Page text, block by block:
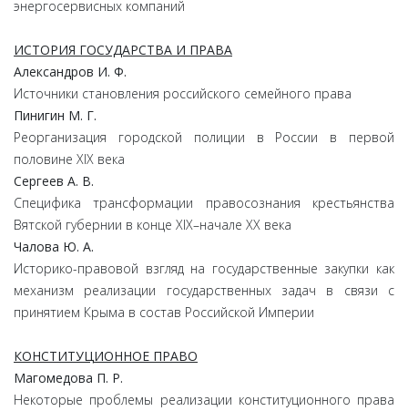
энергосервисных компаний
ИСТОРИЯ ГОСУДАРСТВА И ПРАВА
Александров И. Ф.
Источники становления российского семейного права
Пинигин М. Г.
Реорганизация городской полиции в России в первой
половине XIX века
Сергеев А. В.
Специфика трансформации правосознания крестьянства
Вятской губернии в конце XIX–начале ХХ века
Чалова Ю. А.
Историко-правовой взгляд на государственные закупки как
механизм реализации государственных задач в связи с
принятием Крыма в состав Российской Империи
КОНСТИТУЦИОННОЕ ПРАВО
Магомедова П. Р.
Некоторые проблемы реализации конституционного права